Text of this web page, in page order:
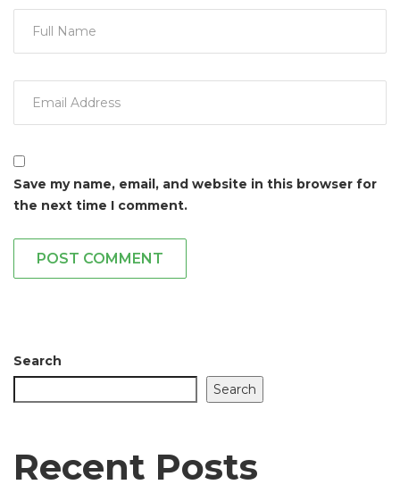
Save my name, email, and website in this browser for
the next time I comment.
POST COMMENT
Search
Search
Recent Posts